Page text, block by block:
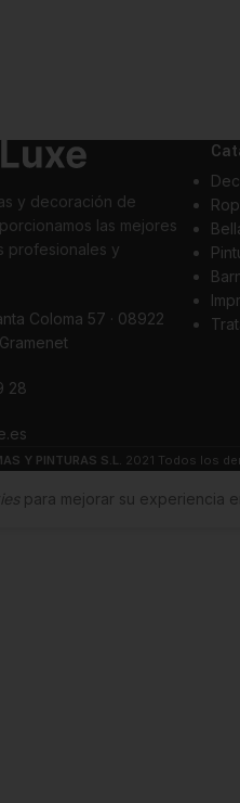
y decoración de
las mejores
profesionales y
Coloma 57 · 08922
28
Y PINTURAS S.L. 2021 Todos los
para mejorar su experiencia